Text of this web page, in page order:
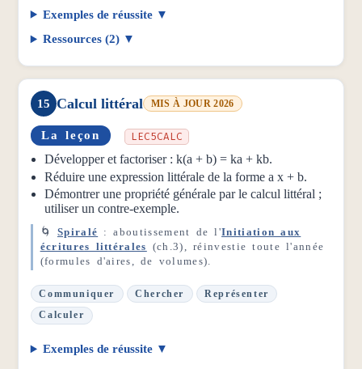
Exemples de réussite
Ressources (2)
15 Calcul littéral MIS À JOUR 2026
La leçon LEC5CALC
Développer et factoriser : k(a + b) = ka + kb.
Réduire une expression littérale de la forme a x + b.
Démontrer une propriété générale par le calcul littéral ;
utiliser un contre-exemple.
🌀 Spiralé : aboutissement de l'Initiation aux
écritures littérales (ch.3), réinvestie toute l'année
(formules d'aires, de volumes).
Communiquer Chercher
Représenter
Calculer
Exemples de réussite